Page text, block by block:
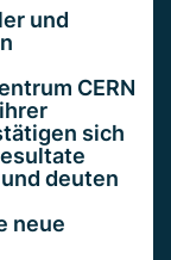
und
CERN
sich
deuten
neue